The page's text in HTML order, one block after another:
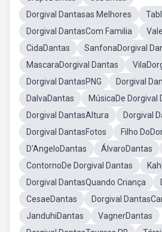
Dorgival Dantasas Melhores
Dorgival DantasCom Familia
CidaDantas
SanfonaDorgival
MascaraDorgival Dantas
Dorgival DantasPNG
Dorgival
DalvaDantas
MúsicaDe Dorgival
Dorgival DantasAltura
Dorgival
Dorgival DantasFotos
Filho
D'AngeloDantas
ÁlvaroDantas
ContornoDe Dorgival Dantas
Dorgival DantasQuando Criança
CesaeDantas
Dorgival
JanduhiDantas
VagnerDantas